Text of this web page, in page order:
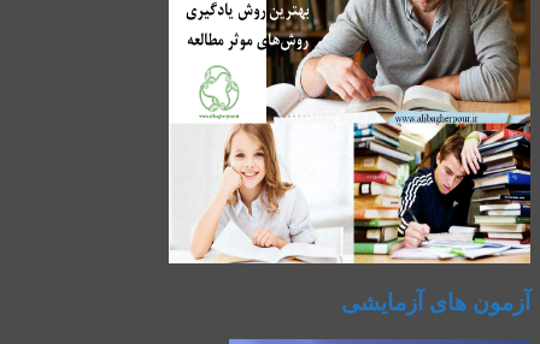
آزمون های آزمایشی